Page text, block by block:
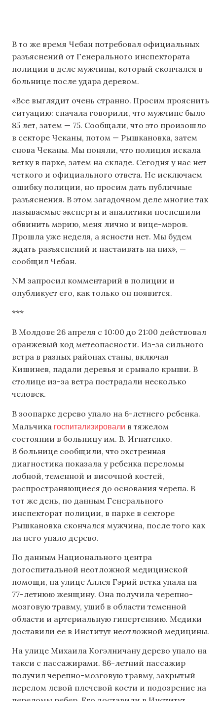
В то же время Чебан потребовал официальных
разъяснений от Генерального инспектората
полиции в деле мужчины, который скончался в
больнице после удара деревом.
«Все выглядит очень странно. Просим прояснить
ситуацию: сначала говорили, что мужчине было
85 лет, затем — 75. Сообщали, что это произошло
в секторе Чеканы, потом — Рышкановка, затем
снова Чеканы. Мы поняли, что полиция искала
ветку в парке, затем на складе. Сегодня у нас нет
четкого и официального ответа. Не исключаем
ошибку полиции, но просим дать публичные
разъяснения. В этом загадочном деле многие так
называемые эксперты и аналитики поспешили
обвинить мэрию, меня лично и вице-мэров.
Прошла уже неделя, а ясности нет. Мы будем
ждать разъяснений и настаивать на них», —
сообщил Чебан.
NM запросил комментарий в полиции и
опубликует его, как только он появится.
***
В Молдове 26 апреля с 10:00 до 21:00 действовал
оранжевый код метеопасности. Из-за сильного
ветра в разных районах станы, включая
Кишинев, падали деревья и срывало крыши. В
столице из-за ветра пострадали несколько
человек.
В зоопарке дерево упало на 6-летнего ребенка.
Мальчика госпитализировали в тяжелом
состоянии в больницу им. В. Игнатенко.
В больнице сообщили, что экстренная
диагностика показала у ребенка переломы
лобной, теменной и височной костей,
распространяющиеся до основания черепа. В
тот же день, по данным Генерального
инспекторат полиции, в парке в секторе
Рышкановка скончался мужчина, после того как
на него упало дерево.
По данным Национального центра
догоспитальной неотложной медицинской
помощи, на улице Аллея Гэрий ветка упала на
77-летнюю женщину. Она получила черепно-
мозговую травму, ушиб в области теменной
области и артериальную гипертензию. Медики
доставили ее в Институт неотложной медицины.
На улице Михаила Когэлничану дерево упало на
такси с пассажирами. 86-летний пассажир
получил черепно-мозговую травму, закрытый
перелом левой плечевой кости и подозрение на